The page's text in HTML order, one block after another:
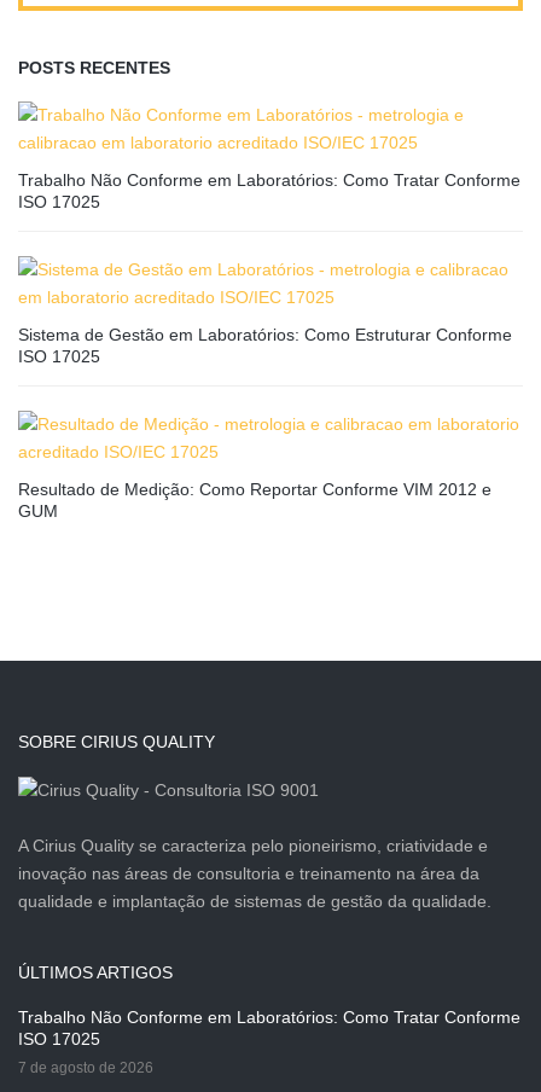
POSTS RECENTES
Trabalho Não Conforme em Laboratórios: Como Tratar Conforme
ISO 17025
Sistema de Gestão em Laboratórios: Como Estruturar Conforme
ISO 17025
Resultado de Medição: Como Reportar Conforme VIM 2012 e
GUM
SOBRE CIRIUS QUALITY
A Cirius Quality se caracteriza pelo pioneirismo, criatividade e
inovação nas áreas de consultoria e treinamento na área da
qualidade e implantação de sistemas de gestão da qualidade.
ÚLTIMOS ARTIGOS
Trabalho Não Conforme em Laboratórios: Como Tratar Conforme
ISO 17025
7 de agosto de 2026